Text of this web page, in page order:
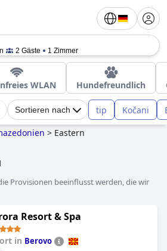
2 Gäste 1 Zimmer
WLAN Hundefreundlich
Sortieren nach tip Kočani
> Eastern
Provisionen beeinflusst werden, die wir
Resort & Spa
in Berovo